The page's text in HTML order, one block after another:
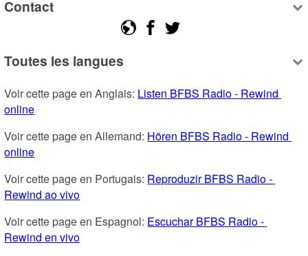
Contact
Toutes les langues
Voir cette page en Anglais: Listen BFBS Radio - Rewind
online
Voir cette page en Allemand: Hören BFBS Radio - Rewind
online
Voir cette page en Portugais: Reproduzir BFBS Radio -
Rewind ao vivo
Voir cette page en Espagnol: Escuchar BFBS Radio -
Rewind en vivo